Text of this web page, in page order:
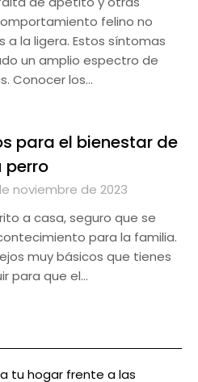
felino no
la ligera. Estos síntomas
un amplio espectro de
Conocer los…
para el bienestar de
perro
noviembre de 2023
a casa, seguro que se
para la familia.
muy básicos que tienes
para que el…
tu hogar frente a las